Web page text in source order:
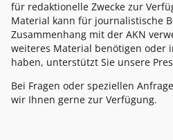
für redaktionelle Zwecke zur
Material kann für journalistische
Zusammenhang mit der AKN
weiteres Material benötigen oder
haben, unterstützt Sie unsere
Bei Fragen oder speziellen
wir Ihnen gerne zur Verfügung.